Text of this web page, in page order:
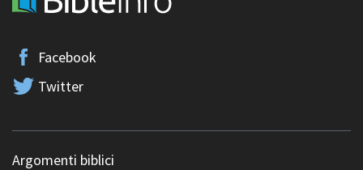
Facebook
Twitter
Argomenti biblici